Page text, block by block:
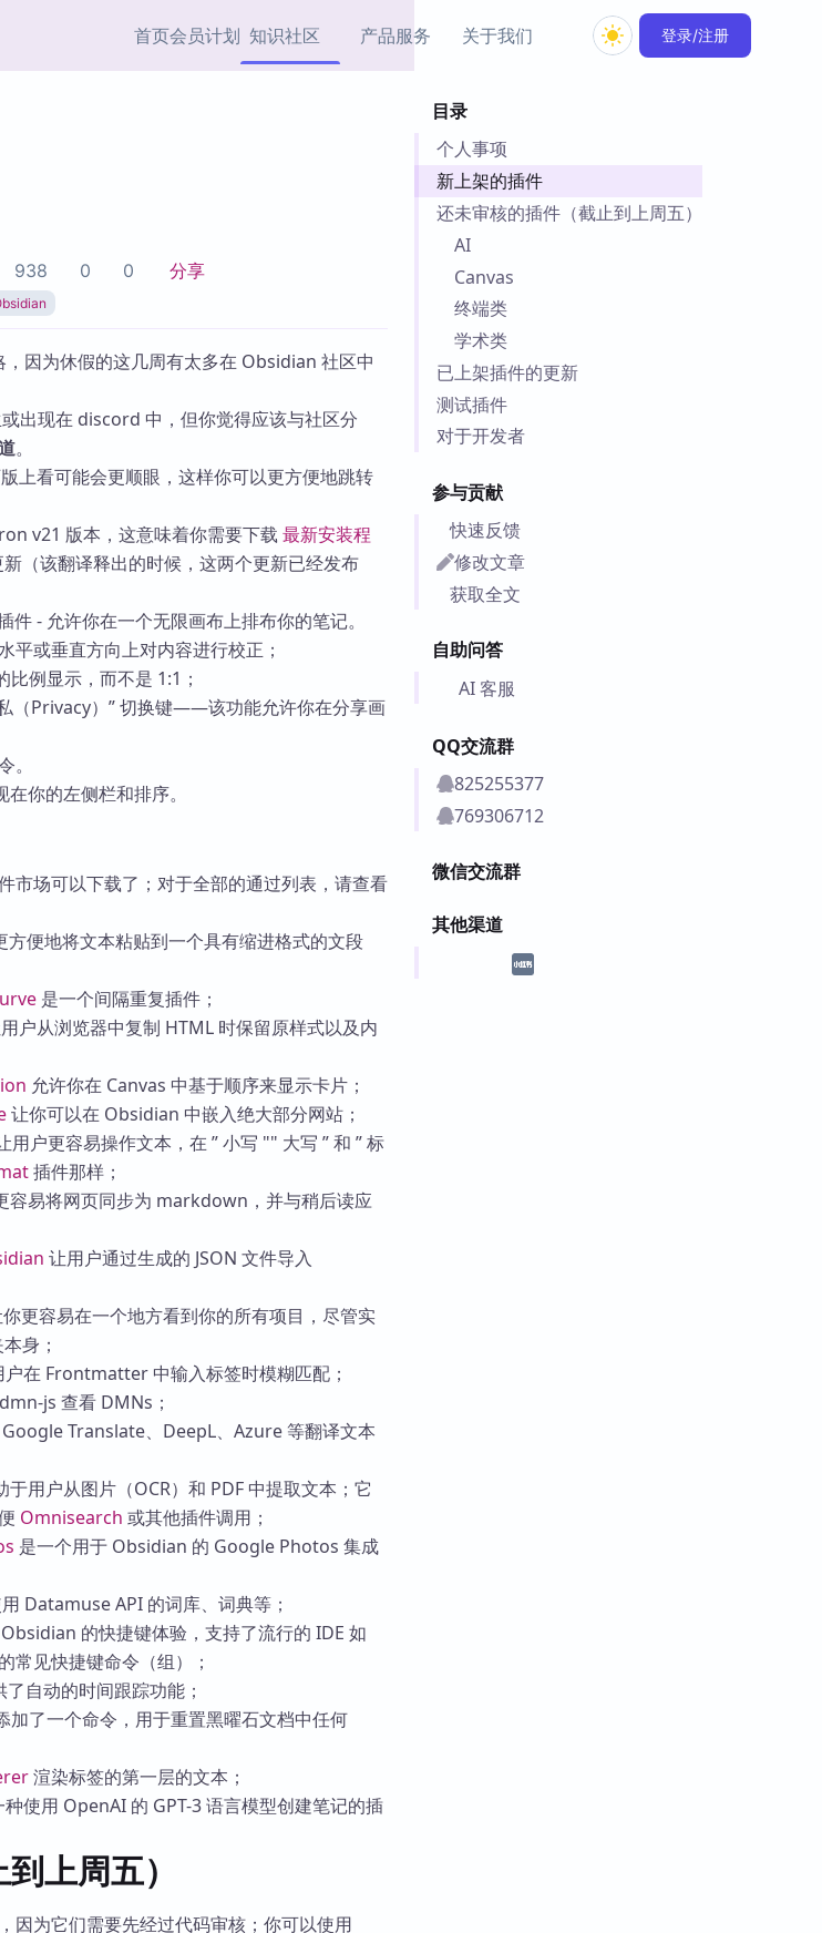
首页会员计划 知识社区
Obsidian 专题
Obsidian 社区插件
产品服务
加速访问 Obsidian 官方
Zotero 插件 挂件集市
Zettelkasten 实践示例
关于我们 登录/注册
目录
个人事项
新上架的插件
还未审核的插件（截止到上周五）
AI
Canvas
终端类
学术类
已上架插件的更新
测试插件
对于开发者
参与贡献
快速反馈
修改文章
获取全文
自助问答
AI 客服
QQ交流群
825255377
769306712
微信交流群
其他渠道
938 0 0 分享
因为休假的这几周有太多在 Obsidian 社区中
出现在 discord 中，但你觉得应该与社区分
。
上看可能会更顺眼，这样你可以更方便地跳转
v21 版本，这意味着你需要下载 最新安装程
（该翻译释出的时候，这两个更新已经发布
- 允许你在一个无限画布上排布你的笔记。
平或垂直方向上对内容进行校正；
例显示，而不是 1:1；
（Privacy）” 切换键——该功能允许你在分享画
你的左侧栏和排序。
市场可以下载了；对于全部的通过列表，请查看
便地将文本粘贴到一个具有缩进格式的文段
是一个间隔重复插件；
户从浏览器中复制 HTML 时保留原样式以及内
允许你在 Canvas 中基于顺序来显示卡片；
让你可以在 Obsidian 中嵌入绝大部分网站；
用户更容易操作文本，在 ” 小写 "" 大写 ” 和 ” 标
插件那样；
容易将网页同步为 markdown，并与稍后读应
让用户通过生成的 JSON 文件导入
更容易在一个地方看到你的所有项目，尽管实
身；
户在 Frontmatter 中输入标签时模糊匹配；
js 查看 DMNs；
Translate、DeepL、Azure 等翻译文本
于用户从图片（OCR）和 PDF 中提取文本；它
Omnisearch 或其他插件调用；
是一个用于 Obsidian 的 Google Photos 集成
Datamuse API 的词库、词典等；
的快捷键体验，支持了流行的 IDE 如
常见快捷键命令（组）；
自动的时间跟踪功能；
加了一个命令，用于重置黑曜石文档中任何
渲染标签的第一层的文本；
种使用 OpenAI 的 GPT-3 语言模型创建笔记的插
上周五）
因为它们需要先经过代码审核；你可以使用